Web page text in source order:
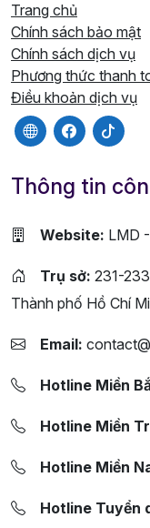
Trang chủ
Chính sách bảo mật
Chính sách dịch vụ
Phương thức thanh
Điều khoản dịch vụ
Thông tin
Website: LMD
Trụ sở: 231-
Thành phố Hồ Chí
Email:
Hotline Miền
Hotline Miền
Hotline Miền
Hotline Tuyển